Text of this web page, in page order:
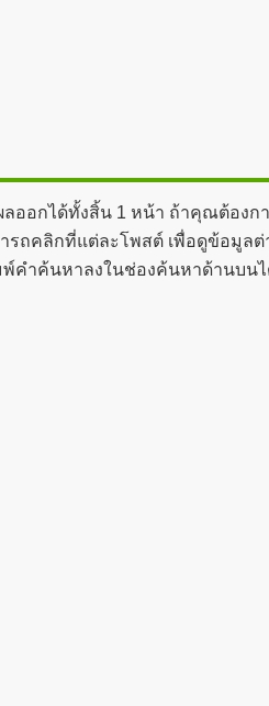
ออกได้ทั้งสิ้น 1 หน้า ถ้าคุณต้องก
ถคลิกที่แต่ละโพสต์ เพื่อดูข้อมูลต่
คำค้นหาลงในช่องค้นหาด้านบนไ